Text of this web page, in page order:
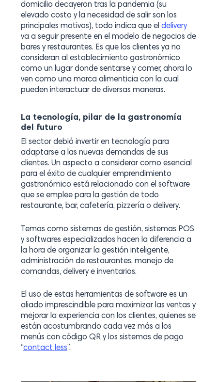
domicilio decayeron tras la pandemia (su
elevado costo y la necesidad de salir son los
principales motivos), todo indica que el delivery
va a seguir presente en el modelo de negocios de
bares y restaurantes. Es que los clientes ya no
consideran al establecimiento gastronómico
como un lugar donde sentarse y comer, ahora lo
ven como una marca alimenticia con la cual
pueden interactuar de diversas maneras.
La tecnología, pilar de la gastronomía
del futuro
El sector debió invertir en tecnología para
adaptarse a las nuevas demandas de sus
clientes. Un aspecto a considerar como esencial
para el éxito de cualquier emprendimiento
gastronómico está relacionado con el software
que se emplee para la gestión de todo
restaurante, bar, cafetería, pizzería o delivery.
Temas como sistemas de gestión, sistemas POS
y softwares especializados hacen la diferencia a
la hora de organizar la gestión inteligente,
administración de restaurantes, manejo de
comandas, delivery e inventarios.
El uso de estas herramientas de software es un
aliado imprescindible para maximizar las ventas y
mejorar la experiencia con los clientes, quienes se
están acostumbrando cada vez más a los
menús con código QR y los sistemas de pago
“contact less”.